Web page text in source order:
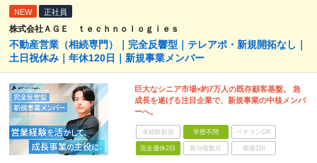
NEW 正社員
株式会社ＡＧＥ ｔｅｃｈｎｏｌｏｇｉｅｓ
不動産営業（相続専門）｜完全反響型｜テレアポ・新規開拓なし｜
土日祝休み｜年休120日｜新規事業メンバー
巨大なシニア市場×約7万人の既存顧客基盤。 急
成長を遂げる注目企業で、新規事業の中核メンバ
ーへ。
未経験歓迎 学歴不問 ベテランOK
完全週休2日 賞与複数月 面接1回